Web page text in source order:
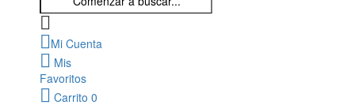
Mi Cuenta
Mis
Favoritos
Carrito 0